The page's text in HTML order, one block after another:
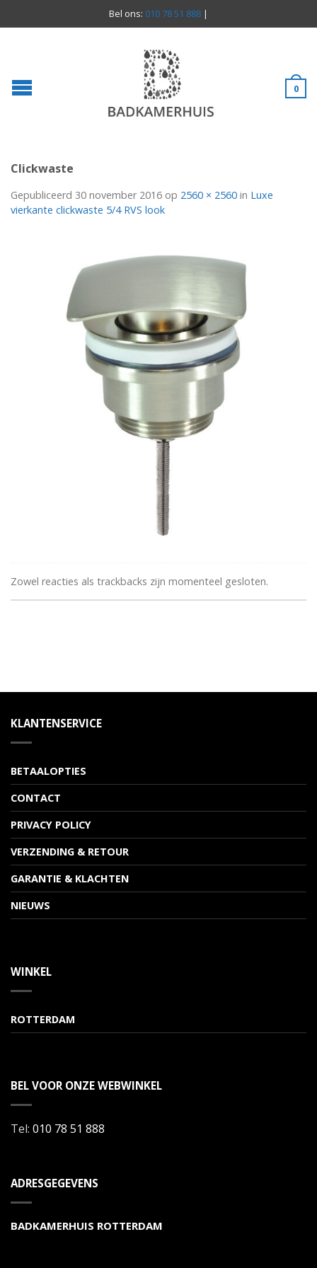
Bel ons: 010 78 51 888 |
0
Clickwaste
Gepubliceerd 30 november 2016 op 2560 × 2560 in Luxe
vierkante clickwaste 5/4 RVS look
Zowel reacties als trackbacks zijn momenteel gesloten.
KLANTENSERVICE
BETAALOPTIES
CONTACT
PRIVACY POLICY
VERZENDING & RETOUR
GARANTIE & KLACHTEN
NIEUWS
WINKEL
ROTTERDAM
BEL VOOR ONZE WEBWINKEL
Tel: 010 78 51 888
ADRESGEGEVENS
BADKAMERHUIS ROTTERDAM